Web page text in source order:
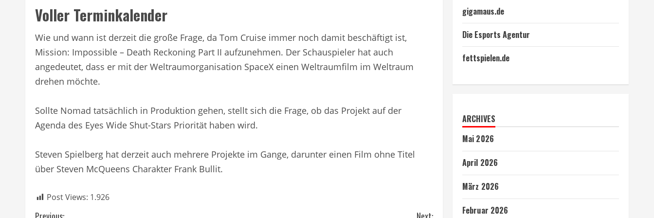
Voller Terminkalender
Wie und wann ist derzeit die große Frage, da Tom Cruise immer noch damit beschäftigt ist,
Mission: Impossible – Death Reckoning Part II aufzunehmen. Der Schauspieler hat auch
angedeutet, dass er mit der Weltraumorganisation SpaceX einen Weltraumfilm im Weltraum
drehen möchte.
Sollte Nomad tatsächlich in Produktion gehen, stellt sich die Frage, ob das Projekt auf der
Agenda des Eyes Wide Shut-Stars Priorität haben wird.
Steven Spielberg hat derzeit auch mehrere Projekte im Gange, darunter einen Film ohne Titel
über Steven McQueens Charakter Frank Bullit.
Post Views: 1.926
gigamaus.de
Die Esports Agentur
fettspielen.de
ARCHIVES
Mai 2026
April 2026
März 2026
Februar 2026